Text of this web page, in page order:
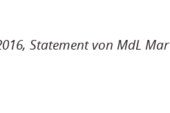
Statement von MdL